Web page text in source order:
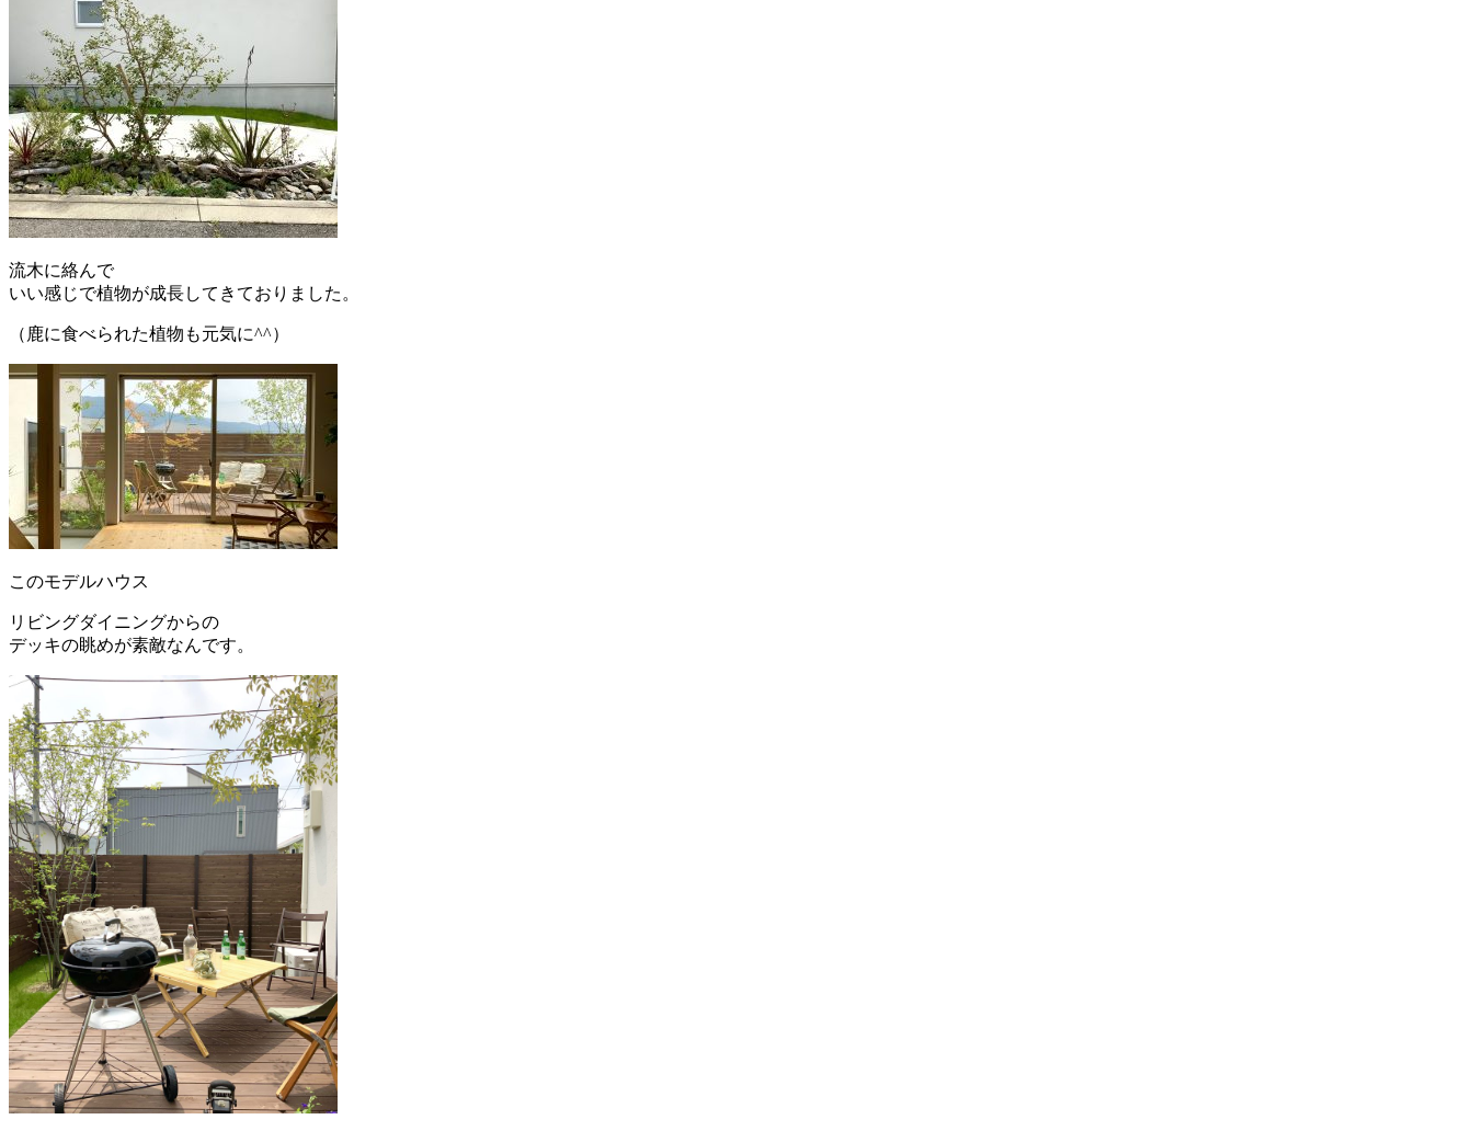
流木に絡んで
いい感じで植物が成長してきておりました。
（鹿に食べられた植物も元気に^^）
このモデルハウス
リビングダイニングからの
デッキの眺めが素敵なんです。